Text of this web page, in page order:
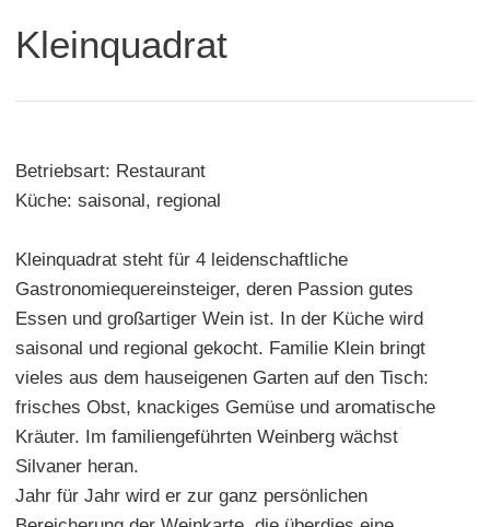
Kleinquadrat
Betriebsart: Restaurant
Küche: saisonal, regional
Kleinquadrat steht für 4 leidenschaftliche
Gastronomiequereinsteiger, deren Passion gutes
Essen und großartiger Wein ist. In der Küche wird
saisonal und regional gekocht. Familie Klein bringt
vieles aus dem hauseigenen Garten auf den Tisch:
frisches Obst, knackiges Gemüse und aromatische
Kräuter. Im familiengeführten Weinberg wächst
Silvaner heran.
Jahr für Jahr wird er zur ganz persönlichen